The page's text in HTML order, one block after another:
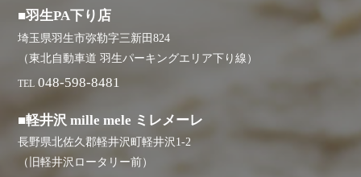
■羽生PA下り店
埼玉県羽生市弥勒字三新田824
（東北自動車道 羽生パーキングエリア下り線）
TEL 048-598-8481
■軽井沢 mille mele ミレメーレ
長野県北佐久郡軽井沢町軽井沢1-2
（旧軽井沢ロータリー前）